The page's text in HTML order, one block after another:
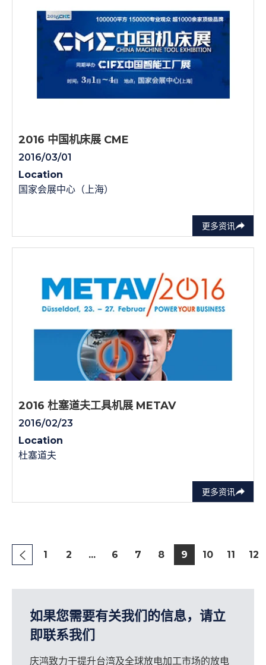
更多资讯
2016 中国机床展 CME
2016/03/01
Location
国家会展中心（上海）
更多资讯
2016 杜塞道夫工具机展 METAV
2016/02/23
Location
杜塞道夫
1 2 ... 6 7 8 9 10 11 12
如果您需要有关我们的信息，请立
即联系我们
庆鸿致力于提升台湾及全球放电加工市场的放电